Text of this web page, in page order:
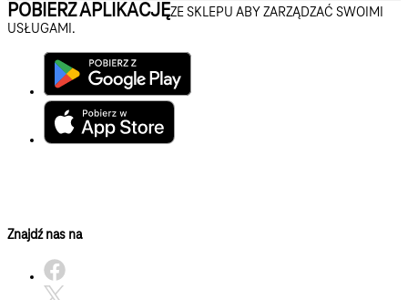
POBIERZ APLIKACJĘZE SKLEPU ABY ZARZĄDZAĆ SWOIMI
USŁUGAMI.
Znajdź nas na